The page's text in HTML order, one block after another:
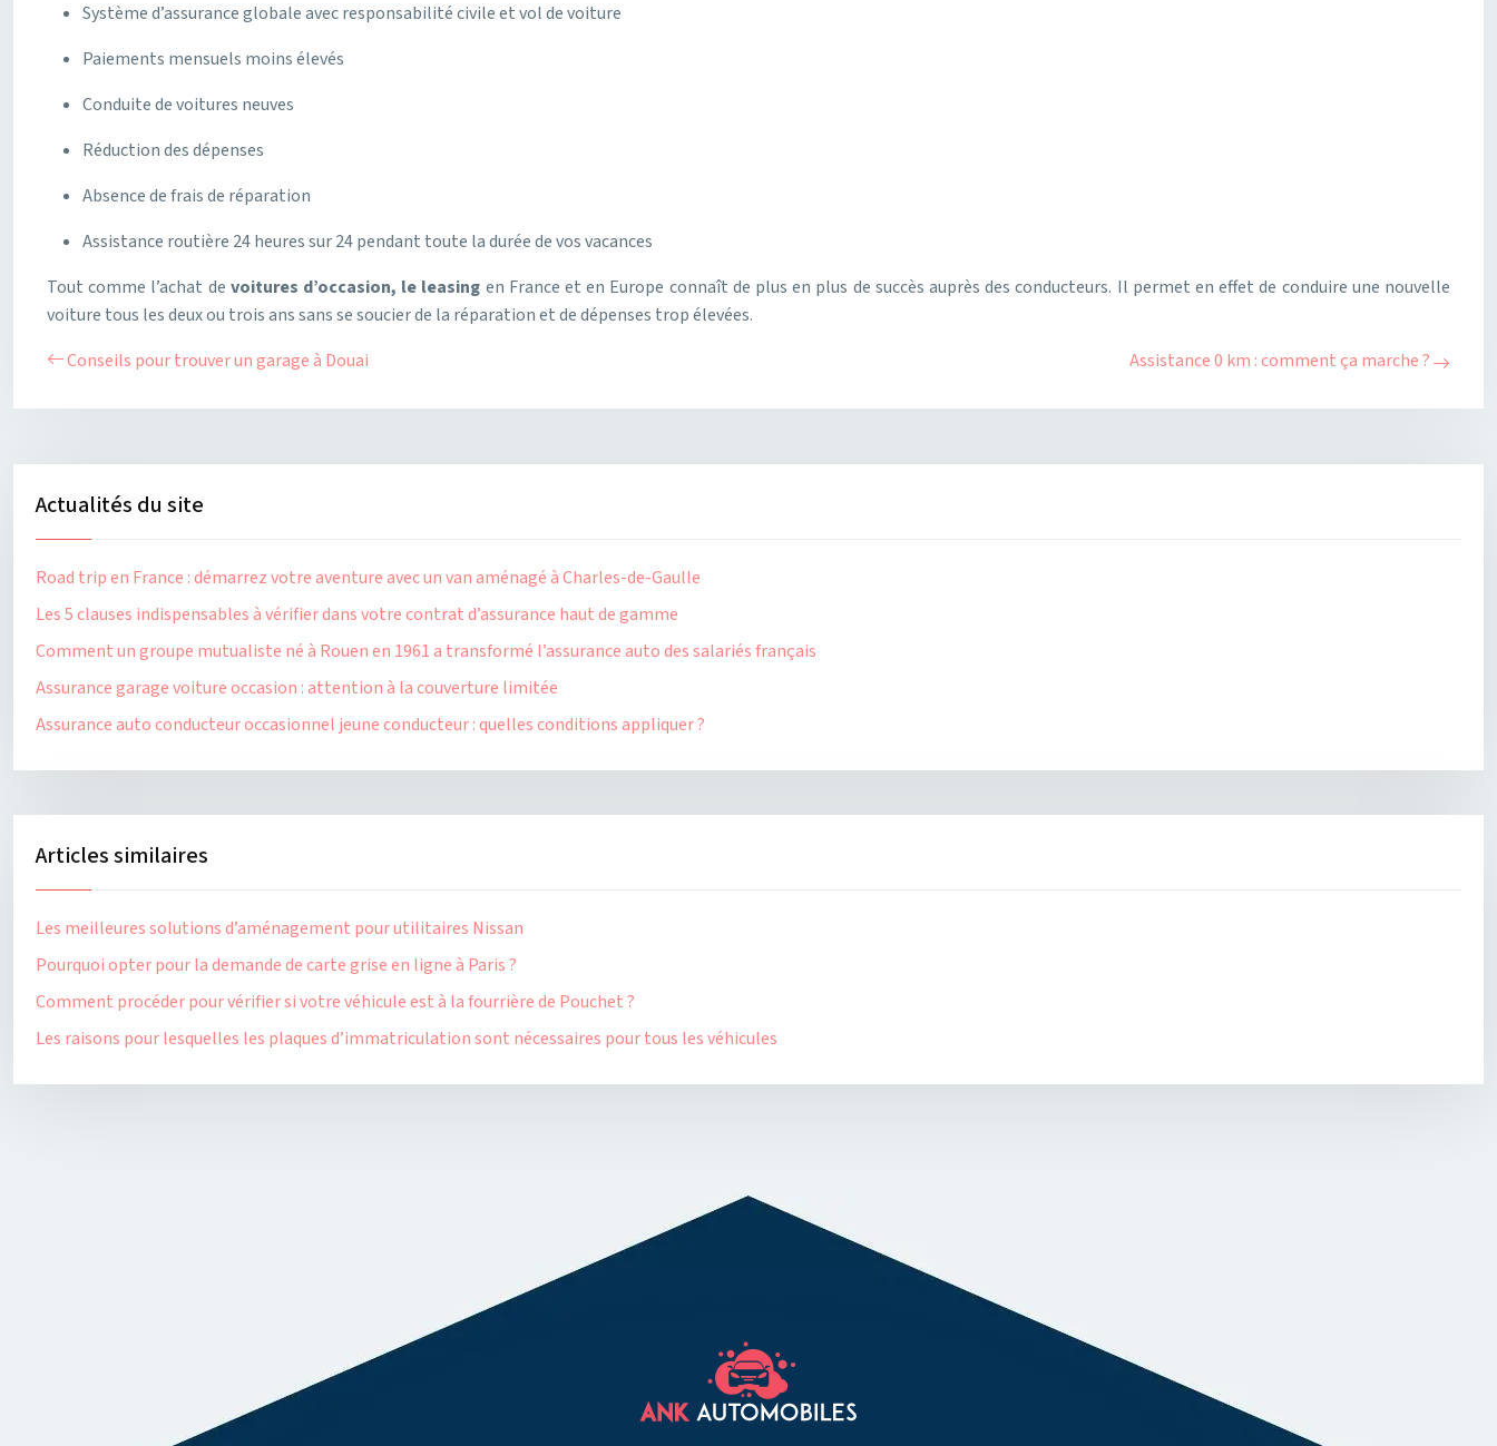
Système d’assurance globale avec responsabilité civile et vol de voiture
Paiements mensuels moins élevés
Conduite de voitures neuves
Réduction des dépenses
Absence de frais de réparation
Assistance routière 24 heures sur 24 pendant toute la durée de vos vacances
Tout comme l’achat de voitures d’occasion, le leasing en France et en Europe connaît de plus en plus de succès auprès des conducteurs. Il permet en effet de conduire une nouvelle
voiture tous les deux ou trois ans sans se soucier de la réparation et de dépenses trop élevées.
Conseils pour trouver un garage à Douai
Assistance 0 km : comment ça marche ?
Actualités du site
Road trip en France : démarrez votre aventure avec un van aménagé à Charles-de-Gaulle
Les 5 clauses indispensables à vérifier dans votre contrat d’assurance haut de gamme
Comment un groupe mutualiste né à Rouen en 1961 a transformé l’assurance auto des salariés français
Assurance garage voiture occasion : attention à la couverture limitée
Assurance auto conducteur occasionnel jeune conducteur : quelles conditions appliquer ?
Articles similaires
Les meilleures solutions d’aménagement pour utilitaires Nissan
Pourquoi opter pour la demande de carte grise en ligne à Paris ?
Comment procéder pour vérifier si votre véhicule est à la fourrière de Pouchet ?
Les raisons pour lesquelles les plaques d’immatriculation sont nécessaires pour tous les véhicules